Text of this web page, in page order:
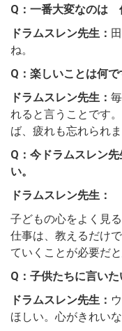
Q：一番大変なのは
ドラムスレン先生：
ね。
Q：楽しいことは何で
ドラムスレン先生：
れると言うことです
ば、疲れも忘れられま
Q：今ドラムスレン
い。
ドラムスレン先生：
子どもの心をよく見
仕事は、教えるだけ
ていくことが必要だと
Q：子供たちに言い
ドラムスレン先生：
ほしい。心がきれい